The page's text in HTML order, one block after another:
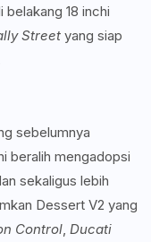
belakang 18 inchi
Street yang siap
sebelumnya
beralih mengadopsi
sekaligus lebih
Dessert V2 yang
Control, Ducati